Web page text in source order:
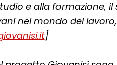
e alla formazione, il
nel mondo del
]